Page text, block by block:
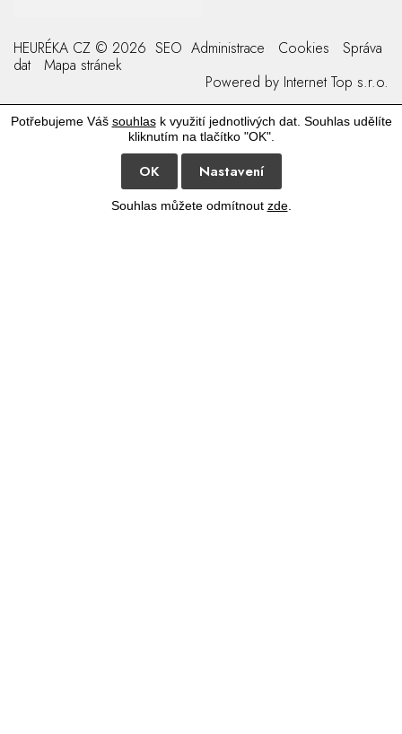
HEURÉKA CZ © 2026 SEO Administrace Cookies
Správa
dat
Mapa stránek
Powered by Internet Top s.r.o.
Potřebujeme Váš souhlask využití jednotlivých dat. Souhlas udělíte
kliknutím na tlačítko "OK".
OK Nastavení
Souhlas můžete odmítnout zde.